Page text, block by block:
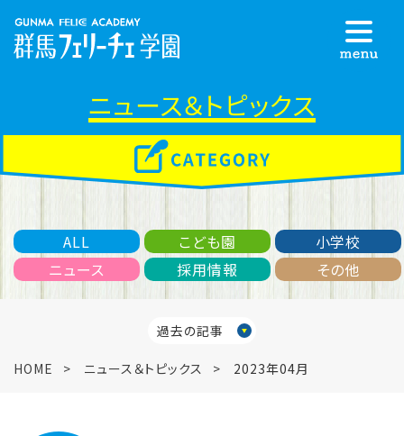
ニュース＆トピックス
ALL こども園
小学校
ニュース
採用情報 その他
HOME ニュース＆トピックス 2023年04月
過去の記事